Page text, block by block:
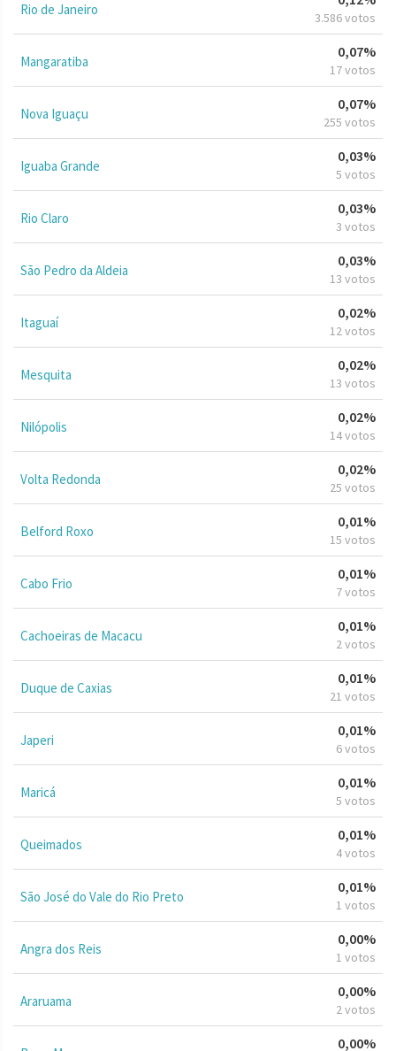
Rio de Janeiro 3.586 votos
Mangaratiba
0,07%
17 votos
Nova Iguaçu
0,07%
255 votos
Iguaba Grande
0,03%
5 votos
Rio Claro
0,03%
3 votos
São Pedro da Aldeia
0,03%
13 votos
Itaguaí
0,02%
12 votos
Mesquita
0,02%
13 votos
Nilópolis
0,02%
14 votos
Volta Redonda
0,02%
25 votos
Belford Roxo
0,01%
15 votos
Cabo Frio
0,01%
7 votos
Cachoeiras de Macacu
0,01%
2 votos
Duque de Caxias
0,01%
21 votos
Japeri
0,01%
6 votos
Maricá
0,01%
5 votos
Queimados
0,01%
4 votos
São José do Vale do Rio Preto
0,01%
1 votos
Angra dos Reis
0,00%
1 votos
Araruama
0,00%
2 votos
0,00%